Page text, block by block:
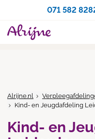
071 582
Alrijne.nl
Kind- en Jeugdafdeling
Kind- en